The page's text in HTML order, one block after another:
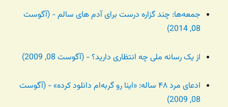
جمعه‌ها: چند گزاره درست برای آدم های سالم - (آگوست
08, 2014)
از یک رسانه ملی چه انتظاری دارید؟ - (آگوست 08, 2009)
ادعای مرد ۴۸ ساله: «اینا رو گربه‌ام دانلود کرده» - (آگوست
08, 2009)